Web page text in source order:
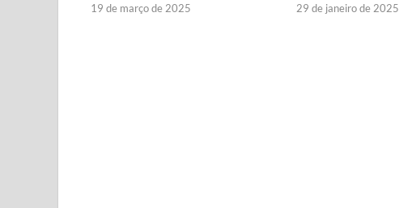
19 de março de 2025 29 de janeiro de 2025